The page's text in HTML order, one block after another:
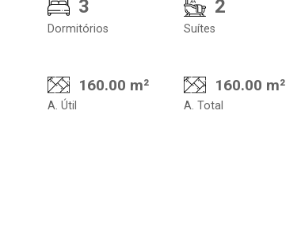
3
Dormitórios
2
Suítes
160.00 m²
A. Útil
160.00 m²
A. Total